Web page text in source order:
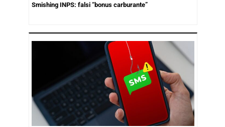
Smishing INPS: falsi “bonus carburante”